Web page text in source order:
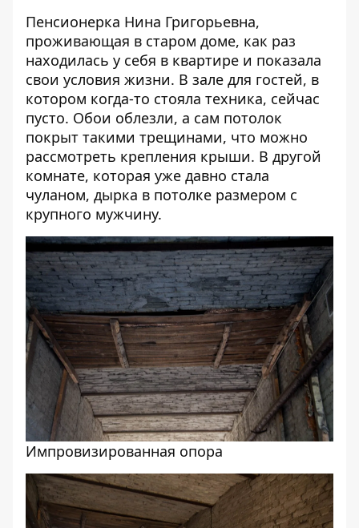
Пенсионерка Нина Григорьевна,
проживающая в старом доме, как раз
находилась у себя в квартире и показала
свои условия жизни. В зале для гостей, в
котором когда-то стояла техника, сейчас
пусто. Обои облезли, а сам потолок
покрыт такими трещинами, что можно
рассмотреть крепления крыши. В другой
комнате, которая уже давно стала
чуланом, дырка в потолке размером с
крупного мужчину.
Импровизированная опора